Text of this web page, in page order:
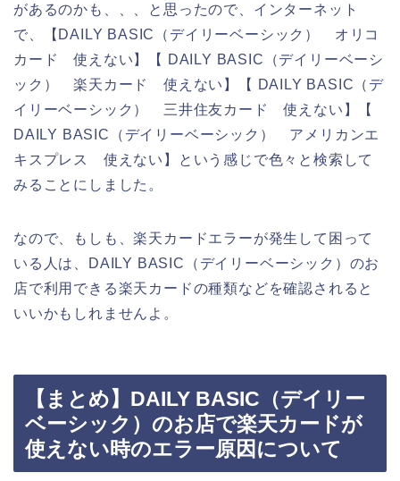
があるのかも、、、と思ったので、インターネット
で、【DAILY BASIC（デイリーベーシック） オリコ
カード 使えない】【 DAILY BASIC（デイリーベーシ
ック） 楽天カード 使えない】【 DAILY BASIC（デ
イリーベーシック） 三井住友カード 使えない】【
DAILY BASIC（デイリーベーシック） アメリカンエ
キスプレス 使えない】という感じで色々と検索して
みることにしました。
なので、もしも、楽天カードエラーが発生して困って
いる人は、DAILY BASIC（デイリーベーシック）のお
店で利用できる楽天カードの種類などを確認されると
いいかもしれませんよ。
【まとめ】DAILY BASIC（デイリー
ベーシック）のお店で楽天カードが
使えない時のエラー原因について